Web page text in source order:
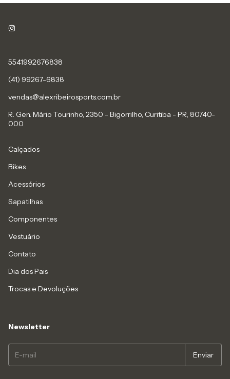
5541992676838
(41) 99267-6838
vendas@alexribeirosports.com.br
R. Gen. Mário Tourinho, 2350 - Bigorrilho, Curitiba - PR, 80740-
000
Calçados
Bikes
Acessórios
Sapatilhas
Componentes
Vestuário
Contato
Dia dos Pais
Trocas e Devoluções
Newsletter